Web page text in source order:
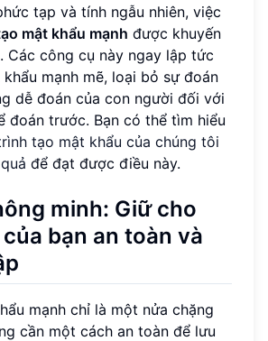
tạp và tính ngẫu nhiên, việc
mật khẩu mạnh được khuyến
Các công cụ này ngay lập tức
mạnh mẽ, loại bỏ sự đoán
dễ đoán của con người đối với
đoán trước. Bạn có thể tìm hiểu
tạo mật khẩu của chúng tôi
để đạt được điều này.
minh: Giữ cho
bạn an toàn và
mạnh chỉ là một nửa chặng
cần một cách an toàn để lưu